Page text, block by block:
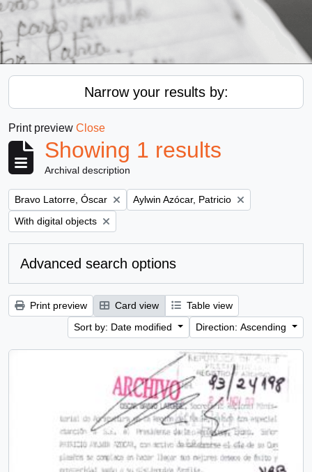
Narrow your results by:
Print preview Close
Showing 1 results
Archival description
Remove filter:
Bravo Latorre, Óscar Remove filter:
Aylwin Azócar, Patricio
Remove filter:
With digital objects
Advanced search options
Print preview Card view
Table view
Sort by: Date modified
Direction: Ascending